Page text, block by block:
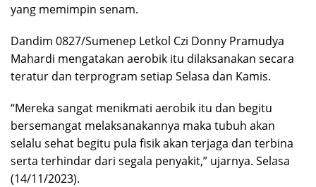
yang memimpin senam.
Dandim 0827/Sumenep Letkol Czi Donny Pramudya
Mahardi mengatakan aerobik itu dilaksanakan secara
teratur dan terprogram setiap Selasa dan Kamis.
“Mereka sangat menikmati aerobik itu dan begitu
bersemangat melaksanakannya maka tubuh akan
selalu sehat begitu pula fisik akan terjaga dan terbina
serta terhindar dari segala penyakit,” ujarnya. Selasa
(14/11/2023).